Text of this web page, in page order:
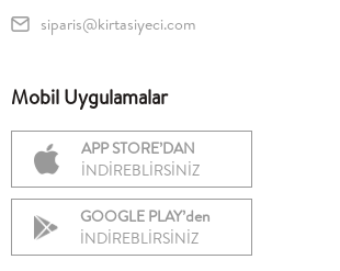
siparis@kirtasiyeci.com
Mobil Uygulamalar
APP STORE’DAN
İNDİREBLİRSİNİZ
GOOGLE PLAY’den
İNDİREBLİRSİNİZ